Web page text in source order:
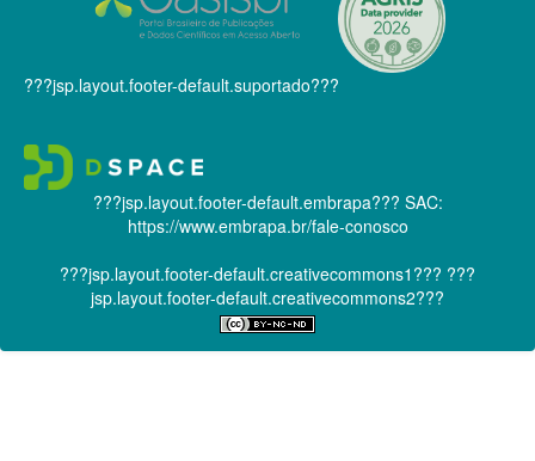
???jsp.layout.footer-default.suportado???
???jsp.layout.footer-default.embrapa??? SAC:
https://www.embrapa.br/fale-conosco
???jsp.layout.footer-default.creativecommons1??? ???
jsp.layout.footer-default.creativecommons2???